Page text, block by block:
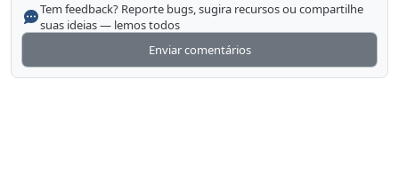
Tem feedback? Reporte bugs, sugira recursos ou compartilhe
suas ideias — lemos todos
Enviar comentários